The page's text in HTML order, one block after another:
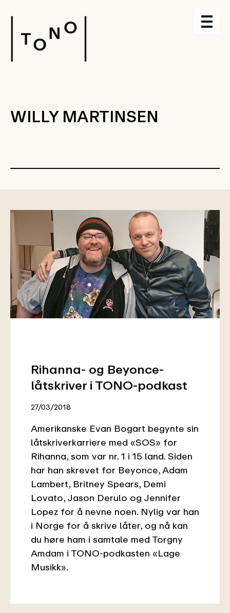
WILLY MARTINSEN
Rihanna- og Beyonce-
låtskriver i TONO-podkast
27/03/2018
Amerikanske Evan Bogart begynte sin
låtskriverkarriere med «SOS» for
Rihanna, som var nr. 1 i 15 land. Siden
har han skrevet for Beyonce, Adam
Lambert, Britney Spears, Demi
Lovato, Jason Derulo og Jennifer
Lopez for å nevne noen. Nylig var han
i Norge for å skrive låter, og nå kan
du høre ham i samtale med Torgny
Amdam i TONO-podkasten «Lage
Musikk».